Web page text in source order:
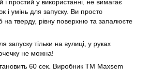
і простий у використанні, не вимагає
і умінь для запуску. Ви просто
на тверду, рівну поверхню та запалюєте
запуску тільки на вулиці, у руках
не можна!
60 сек. Виробник ТМ Maxsem